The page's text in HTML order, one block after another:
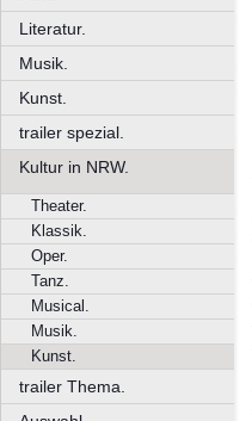
Literatur.
Musik.
Kunst.
trailer spezial.
Kultur in NRW.
Theater.
Klassik.
Oper.
Tanz.
Musical.
Musik.
Kunst.
trailer Thema.